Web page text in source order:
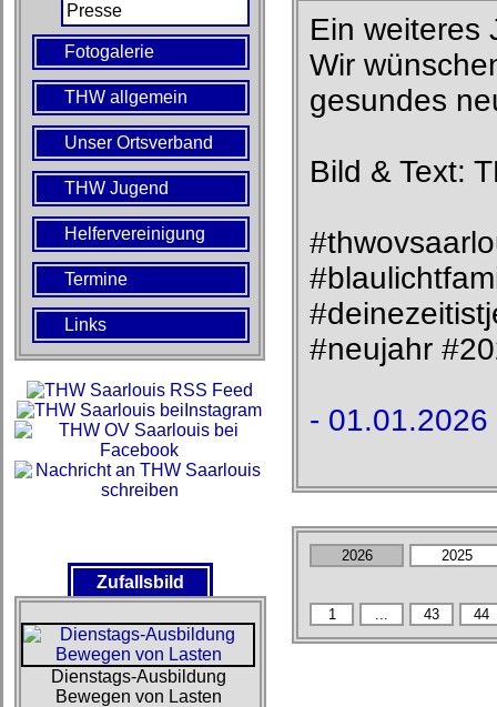
Presse
Fotogalerie
THW allgemein
Unser Ortsverband
THW Jugend
Helfervereinigung
Termine
Links
Zufallsbild
Dienstags-Ausbildung
Bewegen von Lasten
Ein weiteres
Wir
gesundes
Bild & Text:
#neujahr
- 01.01.2026